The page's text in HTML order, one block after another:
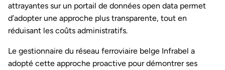
attrayantes sur un portail de données open data permet
d’adopter une approche plus transparente, tout en
réduisant les coûts administratifs.
Le gestionnaire du réseau ferroviaire belge Infrabel a
adopté cette approche proactive pour démontrer ses